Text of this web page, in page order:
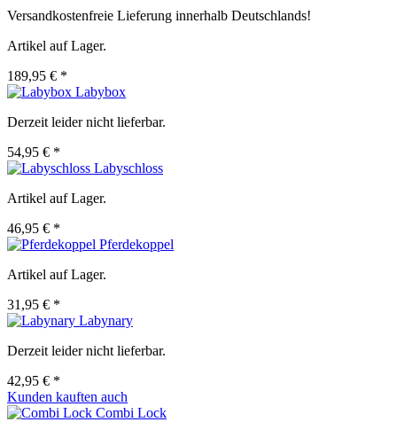
Versandkostenfreie Lieferung innerhalb Deutschlands!
Artikel auf Lager.
189,95 € *
Labybox
Derzeit leider nicht lieferbar.
54,95 € *
Labyschloss
Artikel auf Lager.
46,95 € *
Pferdekoppel
Artikel auf Lager.
31,95 € *
Labynary
Derzeit leider nicht lieferbar.
42,95 € *
Kunden kauften auch
Combi Lock